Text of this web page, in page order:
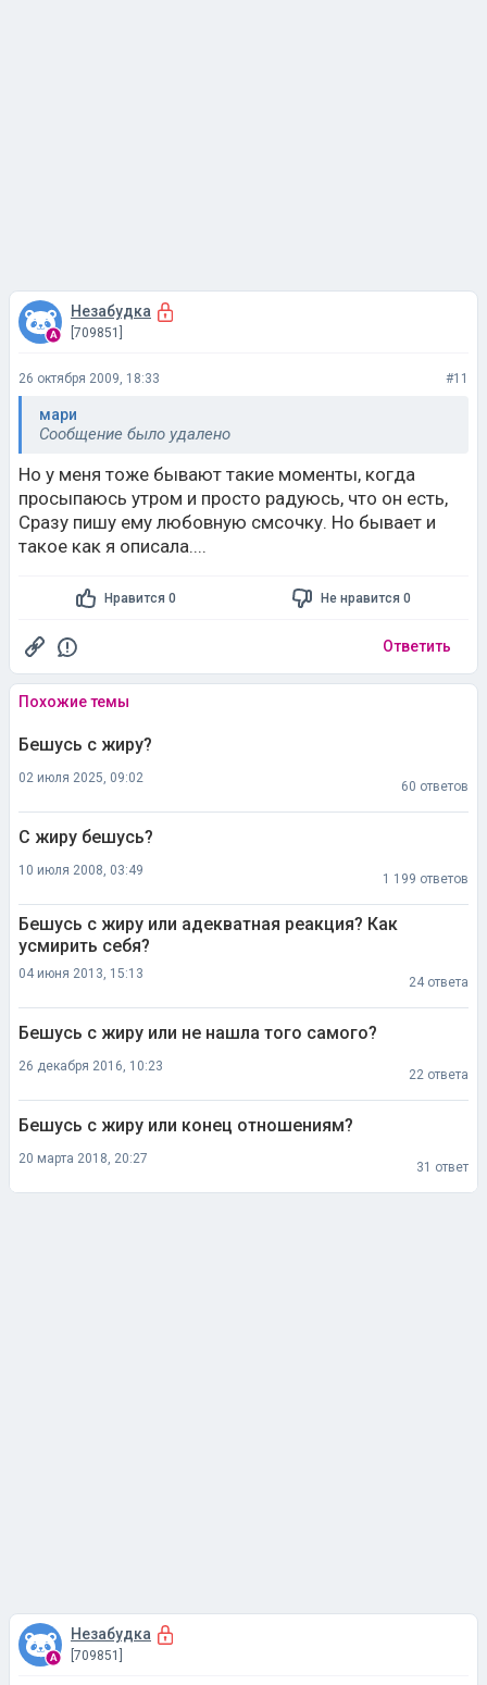
Незабудка
[709851]
26 октября 2009, 18:33 #11
мари
Сообщение было удалено
Но у меня тоже бывают такие моменты, когда
просыпаюсь утром и просто радуюсь, что он есть,
Сразу пишу ему любовную смсочку. Но бывает и
такое как я описала....
Нравится 0 Не нравится 0
Ответить
Похожие темы
Бешусь с жиру?
02 июля 2025, 09:02
60 ответов
С жиру бешусь?
10 июля 2008, 03:49
1 199 ответов
Бешусь с жиру или адекватная реакция? Как
усмирить себя?
04 июня 2013, 15:13
24 ответа
Бешусь с жиру или не нашла того самого?
26 декабря 2016, 10:23
22 ответа
Бешусь с жиру или конец отношениям?
20 марта 2018, 20:27
31 ответ
Незабудка
[709851]